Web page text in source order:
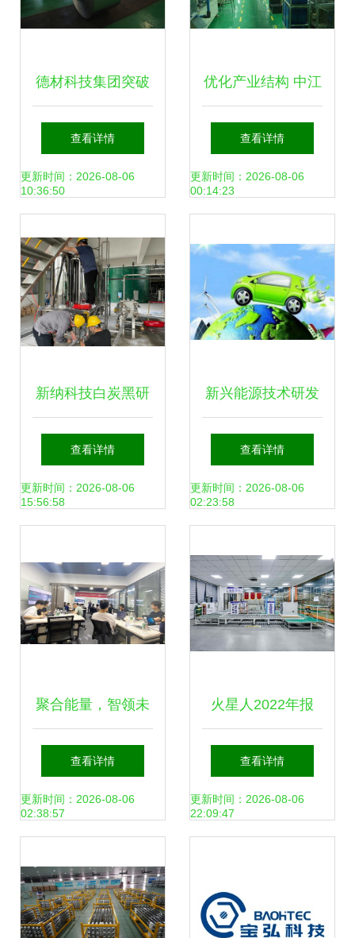
德材科技集团突破
冷轧极薄碳钢技
术，助推新兴能源
查看详情
更新时间：2026-08-06
10:36:50
优化产业结构 中江
培育高新技术与新
兴能源技术研发的
查看详情
更新时间：2026-08-06
00:14:23
新纳科技白炭黑研
究院小试研发线试
验成功，助力新兴
查看详情
更新时间：2026-08-06
15:56:58
新兴能源技术研发
白手起家快速掘金
的环保逆行者
查看详情
更新时间：2026-08-06
02:23:58
聚合能量，智领未
来 云祺科技《新兴
能源技术研发》客
收官
查看详情
更新时间：2026-08-06
02:38:57
火星人2022年报
技术驱动，研发加
码，构建长期价值
查看详情
更新时间：2026-08-06
22:09:47